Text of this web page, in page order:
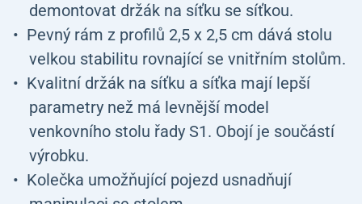
demontovat držák na síťku se síťkou.
Pevný rám z profilů 2,5 x 2,5 cm dává stolu
velkou stabilitu rovnající se vnitřním stolům.
Kvalitní držák na síťku a síťka mají lepší
parametry než má levnější model
venkovního stolu řady S1. Obojí je součástí
výrobku.
Kolečka umožňující pojezd usnadňují